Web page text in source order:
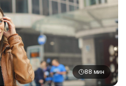
88 мин